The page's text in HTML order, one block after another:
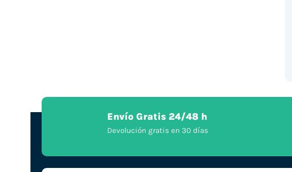
Envío Gratis 24/48 h
Devolución gratis en 30 días